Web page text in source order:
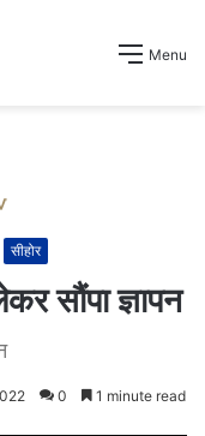
Menu
सीहोर
सौंपा ज्ञापन
0 1 minute read